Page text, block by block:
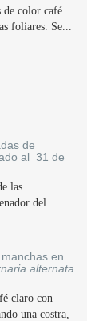
de color café
foliares. Se...
de
al 31 de
las
del
en
alternata
claro con
una costra,